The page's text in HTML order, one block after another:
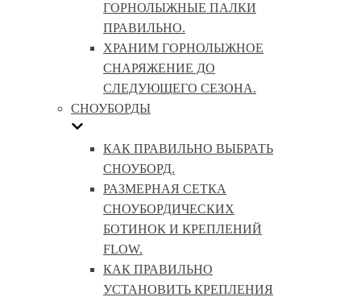
ГОРНОЛЫЖНЫЕ ПАЛКИ
ПРАВИЛЬНО.
ХРАНИМ ГОРНОЛЫЖНОЕ
СНАРЯЖЕНИЕ ДО
СЛЕДУЮЩЕГО СЕЗОНА.
СНОУБОРДЫ
КАК ПРАВИЛЬНО ВЫБРАТЬ
СНОУБОРД.
РАЗМЕРНАЯ СЕТКА
СНОУБОРДИЧЕСКИХ
БОТИНОК И КРЕПЛЕНИЙ
FLOW.
КАК ПРАВИЛЬНО
УСТАНОВИТЬ КРЕПЛЕНИЯ